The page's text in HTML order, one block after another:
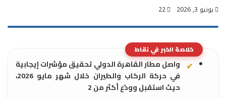
يونيو 3, 2026 22
خلاصة الخبر في نقاط
واصل مطار القاهرة الدولي تحقيق مؤشرات إيجابية
في حركة الركاب والطيران خلال شهر مايو 2026،
حيث استقبل وودّع أكثر من 2